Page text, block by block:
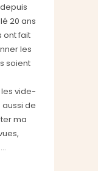
20 ans
ont fait
les
soient
vide-
de
ma